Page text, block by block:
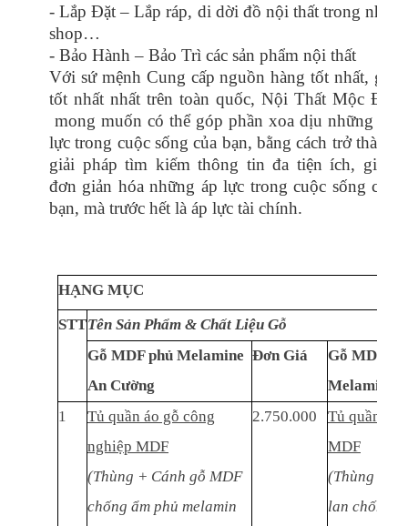
- Lắp Đặt – Lắp ráp, di dời đồ nội thất trong nhà,
shop…
- Bảo Hành – Bảo Trì các sản phẩm nội thất
Với sứ mệnh Cung cấp nguồn hàng tốt nhất, giá
tốt nhất nhất trên toàn quốc, Nội Thất Mộc Đạt
mong muốn có thể góp phần xoa dịu những áp
lực trong cuộc sống của bạn, bằng cách trở thành
giải pháp tìm kiếm thông tin đa tiện ích, giúp
đơn giản hóa những áp lực trong cuộc sống của
bạn, mà trước hết là áp lực tài chính.
HẠNG MỤC
STTTên Sản Phẩm & Chất Liệu Gỗ
Gỗ MDF phủ Melamine
An Cường
Đơn Giá
Gỗ MDF
Melamine
1
Tủ quần áo gỗ công
nghiệp MDF
(Thùng + Cánh gỗ MDF
chống ẩm phủ melamin
2.750.000
Tủ quần áo
MDF
(Thùng +
lan chống